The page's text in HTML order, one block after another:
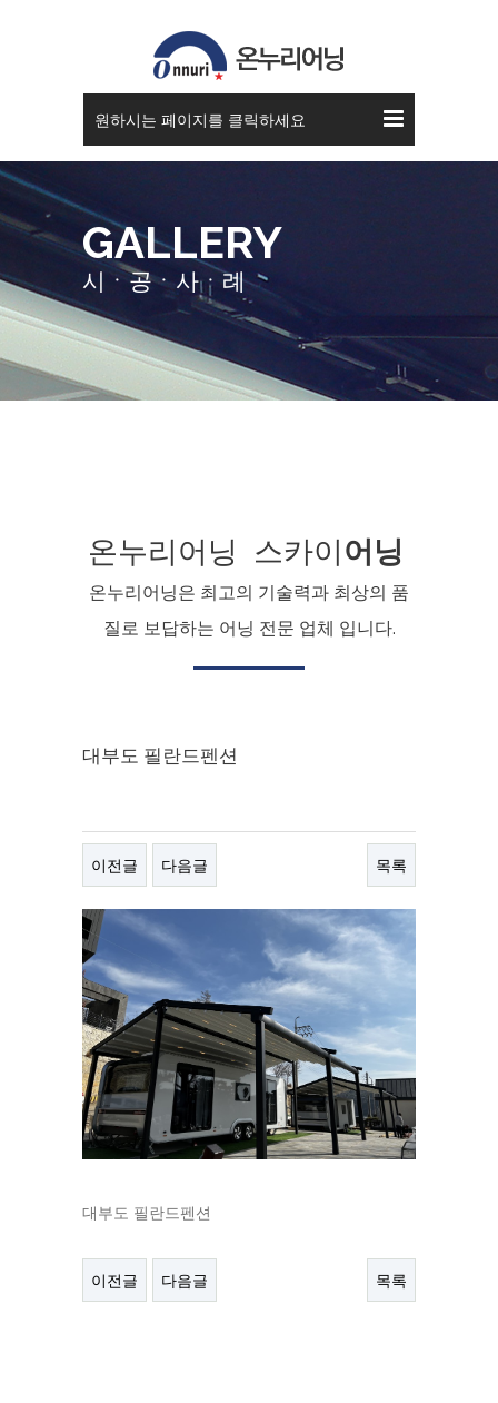
원하시는 페이지를 클릭하세요
GALLERY
시ㆍ공ㆍ사ㆍ례
온누리어닝 스카이어닝
온누리어닝은 최고의 기술력과 최상의 품
질로 보답하는 어닝 전문 업체 입니다.
대부도 필란드펜션
이전글 다음글 목록
대부도 필란드펜션
이전글 다음글 목록